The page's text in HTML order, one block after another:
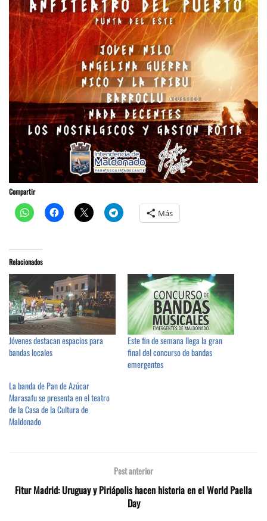
Compartir
Más
Relacionados
Jóvenes destacan espacios para
bandas locales
Este fin de semana llega la gran
final del concurso de bandas
emergentes
La banda de Pan de Azúcar
Marasafu se presenta en el teatro
de la Casa de la Cultura de
Maldonado
Post anterior
Fitur Madrid: Uruguay y Piriápolis hacen historia en el World Paella
Day